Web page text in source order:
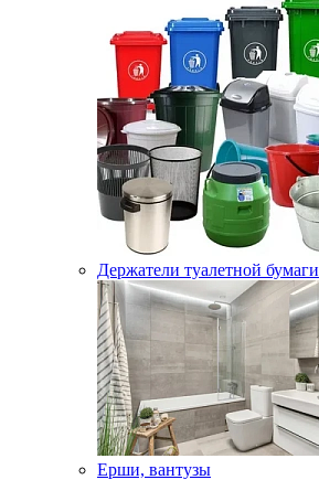
Держатели туалетной бумаги
Ерши, вантузы